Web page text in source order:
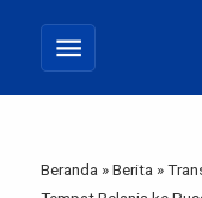
menu
Beranda »Berita »